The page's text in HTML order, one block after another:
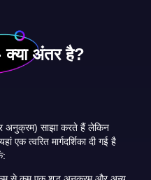
क्या अंतर है?
अनुक्रम) साझा करते हैं लेकिन
एक त्वरित मार्गदर्शिका दी गई है